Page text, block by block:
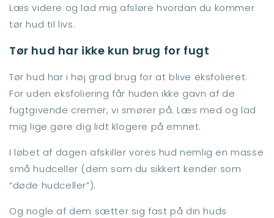
Læs videre og lad mig afsløre hvordan du kommer
tør hud til livs.
Tør hud har ikke kun brug for fugt
Tør hud har i høj grad brug for at blive eksfolieret.
For uden eksfoliering får huden ikke gavn af de
fugtgivende cremer, vi smører på. Læs med og lad
mig lige gøre dig lidt klogere på emnet.
I løbet af dagen afskiller vores hud nemlig en masse
små hudceller (dem som du sikkert kender som
“døde hudceller”).
Og nogle af dem sætter sig fast på din huds